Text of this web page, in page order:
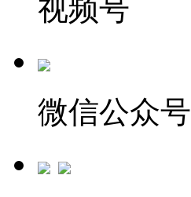
视频号
微信公众号